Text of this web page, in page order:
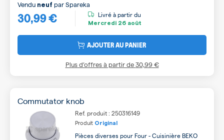
30,99 €
Vendu neuf parSpareka
Livré à partir du
Mercredi 26 août
AJOUTER AU PANIER
Plus d’offres à partir de30,99 €
Commutator knob
Ref. produit : 250316149
Produit Original
Pièces diverses pour Four - Cuisinière BEKO